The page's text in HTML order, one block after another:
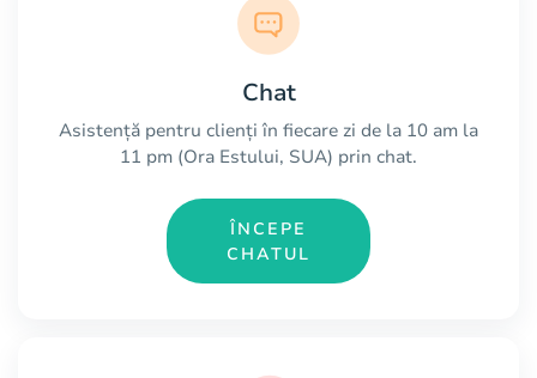
Chat
Asistență pentru clienți în fiecare zi de la 10 am la
11 pm (Ora Estului, SUA) prin chat.
ÎNCEPE
CHATUL